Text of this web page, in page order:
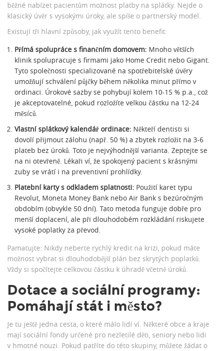
běžné nabízet pacientům možnost platby na splátky. Nejde o
klasický úvěr s vysokými úroky, ale spíše o partnerský model.
Existují tři hlavní způsoby, jak využít tento benefit:
Přímá spolupráce s finančním domovem: Mnoho větších
klinik spolupracuje s firmami jako Home Credit nebo Gigant.
Tyto společnosti specializované na spotřebitelské úvěry
umožňují schválení půjčky během několika minut přímo v
ordinaci. Úrokové sazby se pohybují kolem 10-15 % p.a., což
je akceptovatelné, pokud rozložíte velkou částku na 12-24
měsíců.
Vlastní splátkový kalendář ordinace: Někteří dentisti si
dovolí přijmout zálohu (např. 50 %) a zbytek rozložit na 3-6
plateb bez úroků. Toto je nejvýhodnější varianta. Zeptejte se
na ni otevřeně. Lékaři ví, že spokojený pacient s krásnými
zuby se vrátí i na preventivní prohlídky.
Platební karty s odkladem splatnosti: Použití karet typu
Revolut, Moneta Money Bank nebo Air Bank s bezúročným
obdobím (obvykle 50 dní). Tato metoda funguje dobře pro
menší doplacení, ale při dlouhodobém rozkládání riskujete
vysoké poplatky za převod.
Pamatujte: Nikdy neberte rychlý kredit na krizi, pokud máte
možnost vybrat si dlouhodobější plán bez skrytých poplatků.
Vždy si spočítejte celkovou částku k úhradě včetně úroků.
Dotace a sociální programy:
Pomáhají stát i město?
Je tu ještě jedna cesta, o které málo lidí ví. Některé obce a kraje
mají sociální fondy určené pro nezletilé děti, seniory nebo lidi
v hmotné nouzi. Pokud patříte do této skupiny, můžete žádat o